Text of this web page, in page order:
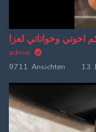
اخوتي وخواتاتي لعزا
admin
9711 Ansichten
13.